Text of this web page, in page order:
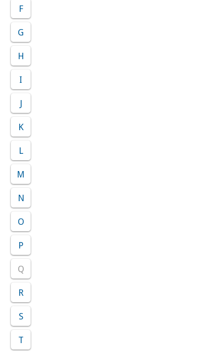
F
G
H
I
J
K
L
M
N
O
P
Q
R
S
T